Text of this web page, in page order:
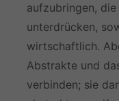
aufzubringen,
unterdrücken,
wirtschaftlich.
Abstrakte und
verbinden; sie